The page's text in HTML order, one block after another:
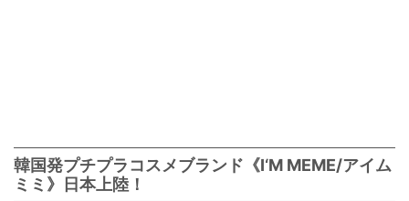
韓国発プチプラコスメブランド《I‘M MEME/アイム
ミミ》日本上陸！